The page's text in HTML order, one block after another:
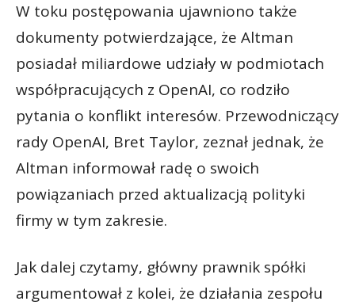
W toku postępowania ujawniono także
dokumenty potwierdzające, że Altman
posiadał miliardowe udziały w podmiotach
współpracujących z OpenAI, co rodziło
pytania o konflikt interesów. Przewodniczący
rady OpenAI, Bret Taylor, zeznał jednak, że
Altman informował radę o swoich
powiązaniach przed aktualizacją polityki
firmy w tym zakresie.
Jak dalej czytamy, główny prawnik spółki
argumentował z kolei, że działania zespołu